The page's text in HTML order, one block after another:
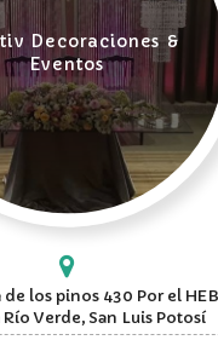
Decoraciones &
Eventos
los pinos 430 Por el
Río Verde, San Luis Potosí